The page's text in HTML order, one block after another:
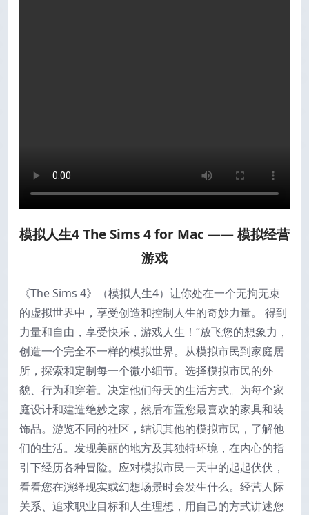
模拟人生4 The Sims 4 for Mac —— 模拟经营
游戏
《The Sims 4》（模拟人生4）让你处在一个无拘无束
的虚拟世界中，享受创造和控制人生的奇妙力量。 得到
力量和自由，享受快乐，游戏人生！“放飞您的想象力，
创造一个完全不一样的模拟世界。从模拟市民到家庭居
所，探索和定制每一个微小细节。选择模拟市民的外
貌、行为和穿着。决定他们每天的生活方式。为每个家
庭设计和建造绝妙之家，然后布置您最喜欢的家具和装
饰品。游览不同的社区，结识其他的模拟市民，了解他
们的生活。发现美丽的地方及其独特环境，在内心的指
引下经历各种冒险。应对模拟市民一天中的起起伏伏，
看看您在演绎现实或幻想场景时会发生什么。经营人际
关系、追求职业目标和人生理想，用自己的方式讲述您